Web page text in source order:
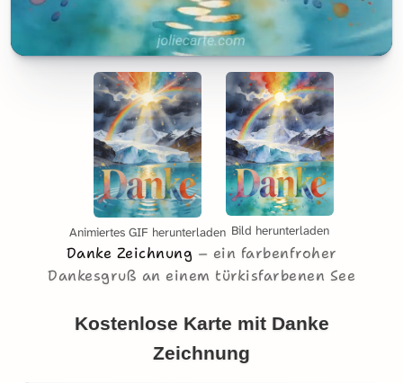
Animiertes GIF herunterladen Bild herunterladen
Danke Zeichnung
ein farbenfroher
Dankesgruß an einem türkisfarbenen See
Kostenlose Karte mit Danke
Zeichnung